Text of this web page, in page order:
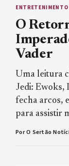
ENTRETENIMENTO
O
Vader
Uma leitura
Jedi: Ewoks,
fecha arcos,
para assistir
Por O Sertão